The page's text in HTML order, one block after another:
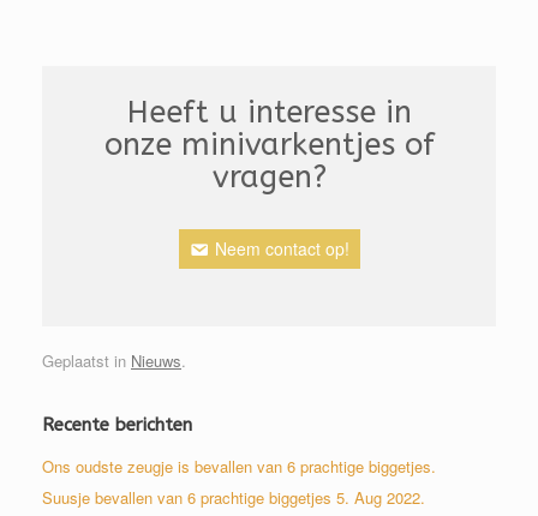
Heeft u interesse in
onze minivarkentjes of
vragen?
Neem contact op!
Geplaatst in Nieuws.
Recente berichten
Ons oudste zeugje is bevallen van 6 prachtige biggetjes.
Suusje bevallen van 6 prachtige biggetjes 5. Aug 2022.